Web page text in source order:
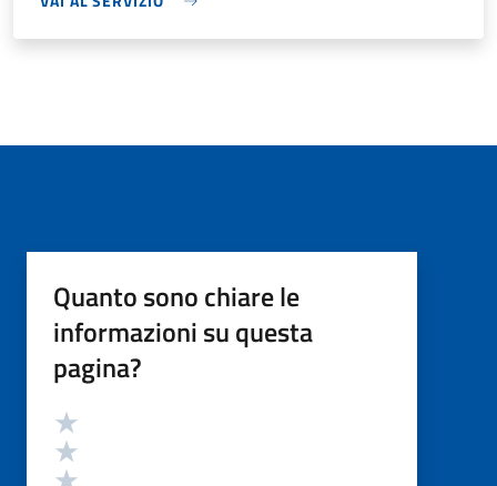
Quanto sono chiare le
informazioni su questa
pagina?
Valutazione